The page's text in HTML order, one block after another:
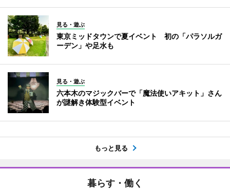
見る・遊ぶ
東京ミッドタウンで夏イベント 初の「パラソルガ
ーデン」や足水も
見る・遊ぶ
六本木のマジックバーで「魔法使いアキット」さん
が謎解き体験型イベント
もっと見る
暮らす・働く